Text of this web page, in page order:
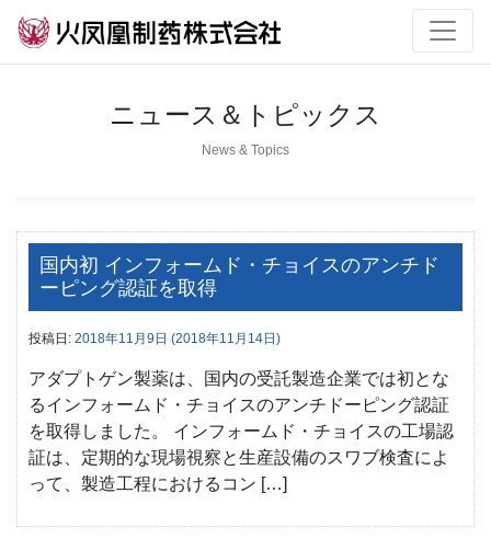
ニュース＆トピックス
News & Topics
国内初 インフォームド・チョイスのアンチド
ーピング認証を取得
投稿日: 2018年11月9日 (2018年11月14日)
アダプトゲン製薬は、国内の受託製造企業では初とな
るインフォームド・チョイスのアンチドーピング認証
を取得しました。 インフォームド・チョイスの工場認
証は、定期的な現場視察と生産設備のスワブ検査によ
って、製造工程におけるコン […]